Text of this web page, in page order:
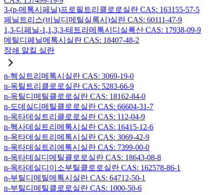
3-(p-메톡시페닐)프로필트리클로로실란 CAS: 163155-57-5
페닐트리스(비닐디메틸실록시)실란 CAS: 60111-47-9
1,3-디페닐-1,1,3,3-테트라메톡시디실록산 CAS: 17938-09-9
메틸디페닐메톡시실란 CAS: 18407-48-2
장쇄 알킬 실란
n-헥실트리메톡시실란 CAS: 3069-19-0
n-옥틸트리클로로실란 CAS: 5283-66-9
n-옥틸디메틸클로로실란 CAS: 18162-84-0
n-도데실디메틸클로로실란 CAS: 66604-31-7
n-옥타데실트리클로로실란 CAS: 112-04-9
n-헥사데실트리메톡시실란 CAS: 16415-12-6
n-옥타데실트리메톡시실란 CAS: 3069-42-9
n-옥타데실트리에톡시실란 CAS: 7399-00-0
n-옥타데실디메틸클로로실란 CAS: 18643-08-8
n-옥타데실디이소부틸클로로실란 CAS: 162578-86-1
n-부틸디메틸메톡시실란 CAS: 64712-50-1
n-부틸디메틸클로로실란 CAS: 1000-50-6